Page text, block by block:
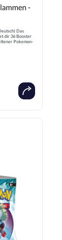
Sternen
-
Das
dir 36 Booster
Pokemon-